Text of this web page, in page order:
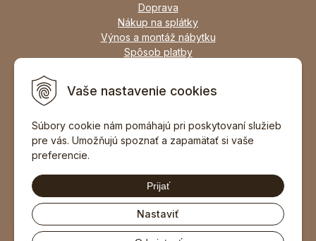
Vaše nastavenie cookies
Súbory cookie nám pomáhajú pri poskytovaní služieb
pre vás. Umožňujú spoznať a zapamätať si vaše
preferencie.
Prijať
Nastaviť
Doprava
Nákup na splátky
Výnos a montáž nábytku
Spôsob platby
Zariadime všetky typy interiérov
DOPORUČIŤ ZNÁMEMU